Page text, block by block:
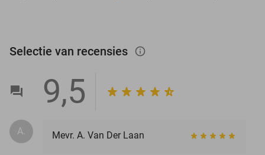
Selectie van recensies info_outlined
9,5
A. Mevr. A. Van Der Laan